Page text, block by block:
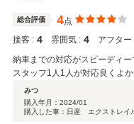
総合評価 4点
接客 : 4 雰囲気 : 4 アフター
納車までの対応がスピーディ
スタッフ1人1人が対応良くよ
みつ
購入年月： 2024/01
購入した車：日産 エクストレ